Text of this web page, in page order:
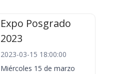
Expo Posgrado
2023
2023-03-15 18:00:00
Miércoles 15 de marzo